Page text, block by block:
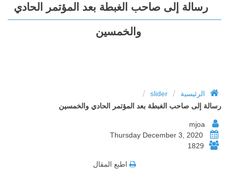
رسالة إلى صاحب الغبطة بعد المؤتمر الحادي
والخمسين
الرئيسية /
slider
/
رسالة إلى صاحب الغبطة بعد المؤتمر الحادي والخمسين
1829
اطبع المقال